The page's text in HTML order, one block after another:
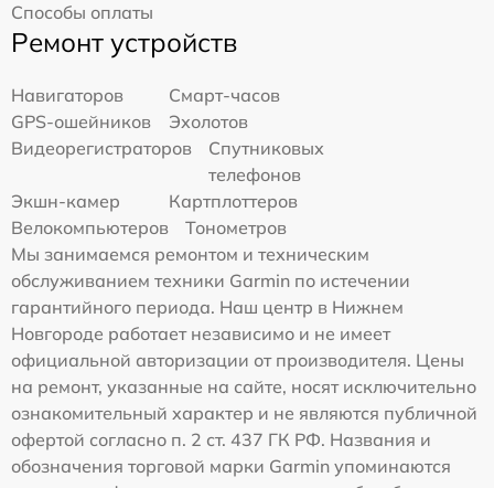
Способы оплаты
Ремонт устройств
Навигаторов
Смарт-часов
GPS-ошейников
Эхолотов
Видеорегистраторов
Спутниковых
телефонов
Экшн-камер
Картплоттеров
Велокомпьютеров
Тонометров
Мы занимаемся ремонтом и техническим
обслуживанием техники Garmin по истечении
гарантийного периода. Наш центр в Нижнем
Новгороде работает независимо и не имеет
официальной авторизации от производителя. Цены
на ремонт, указанные на сайте, носят исключительно
ознакомительный характер и не являются публичной
офертой согласно п. 2 ст. 437 ГК РФ. Названия и
обозначения торговой марки Garmin упоминаются